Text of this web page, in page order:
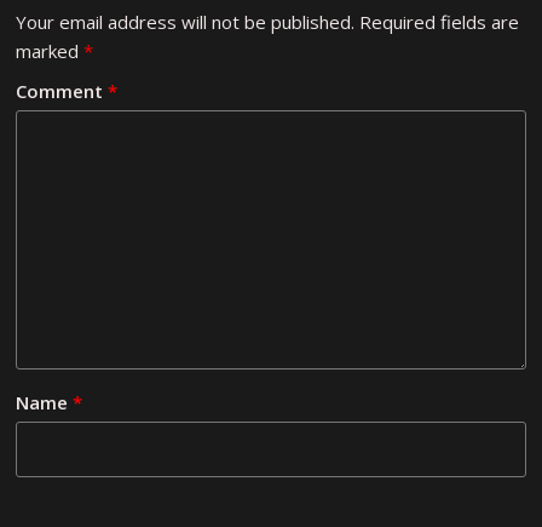
Your email address will not be published. Required fields are
marked*
Comment*
Name*